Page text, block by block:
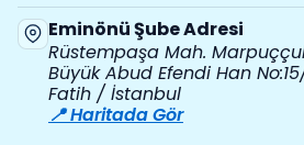
Eminönü Şube Adresi
Rüstempaşa Mah.
Büyük Abud Efendi Han
Fatih / İstanbul
📍 Haritada Gör